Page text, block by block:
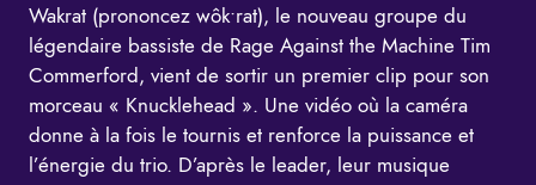
Wakrat (prononcez wôk•rat), le nouveau groupe du
légendaire bassiste de Rage Against the Machine Tim
Commerford, vient de sortir un premier clip pour son
morceau « Knucklehead ». Une vidéo où la caméra
donne à la fois le tournis et renforce la puissance et
l’énergie du trio. D’après le leader, leur musique